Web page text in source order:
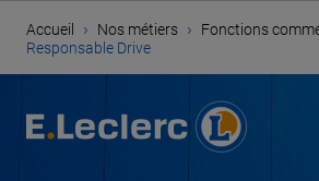
Accueil › Nos métiers › Fonctions
Responsable Drive